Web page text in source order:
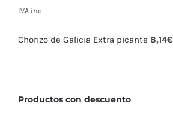
IVA inc
Chorizo de Galicia Extra picante 8,14€
Productos con descuento